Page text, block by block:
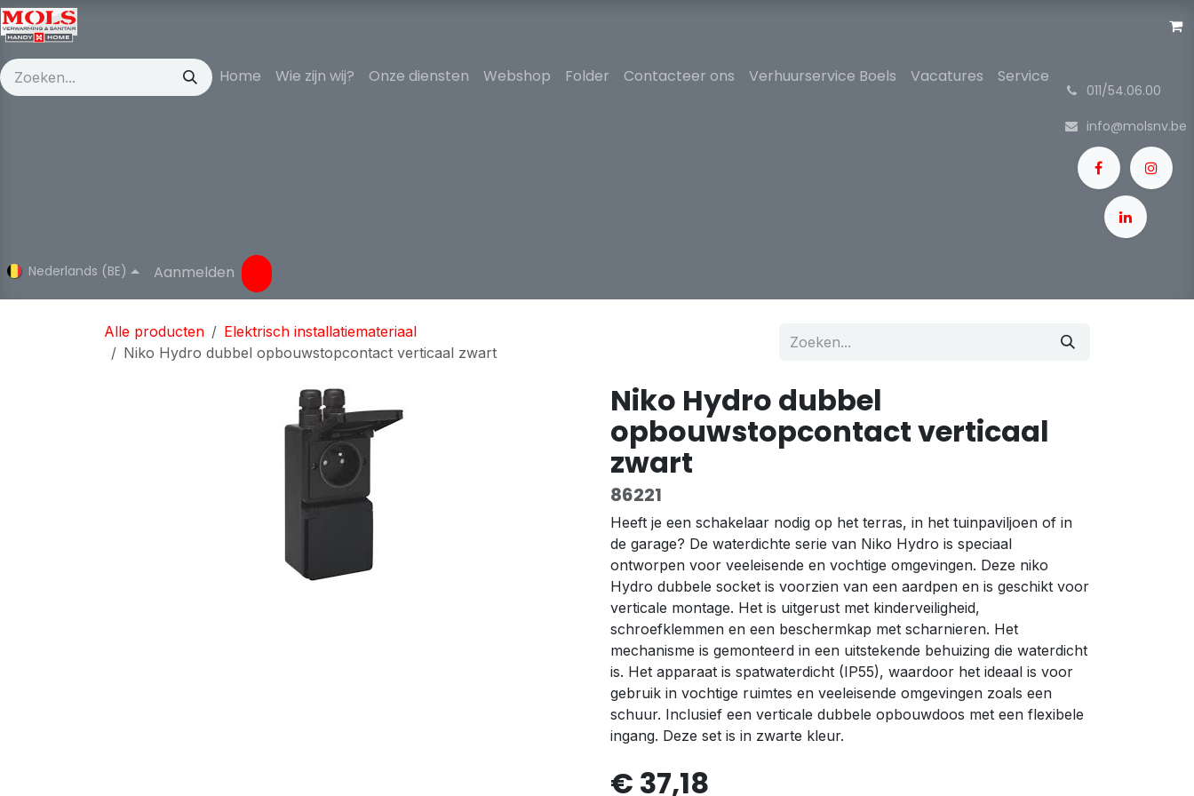
Overslaan naar inhoud
Home Wie zijn wij? Onze diensten Webshop Folder Contacteer ons Verhuurservice Boels Vacatures Service
011/54.06.00
info@molsnv.be
Nederlands (BE) Aanmelden
Alle producten
Elektrisch installatiemateriaal
Niko Hydro dubbel opbouwstopcontact verticaal zwart
Niko Hydro dubbel
opbouwstopcontact verticaal
zwart
86221
Heeft je een schakelaar nodig op het terras, in het tuinpaviljoen of in
de garage? De waterdichte serie van Niko Hydro is speciaal
ontworpen voor veeleisende en vochtige omgevingen. Deze niko
Hydro dubbele socket is voorzien van een aardpen en is geschikt voor
verticale montage. Het is uitgerust met kinderveiligheid,
schroefklemmen en een beschermkap met scharnieren. Het
mechanisme is gemonteerd in een uitstekende behuizing die waterdicht
is. Het apparaat is spatwaterdicht (IP55), waardoor het ideaal is voor
gebruik in vochtige ruimtes en veeleisende omgevingen zoals een
schuur. Inclusief een verticale dubbele opbouwdoos met een flexibele
ingang. Deze set is in zwarte kleur.
€ 37,18